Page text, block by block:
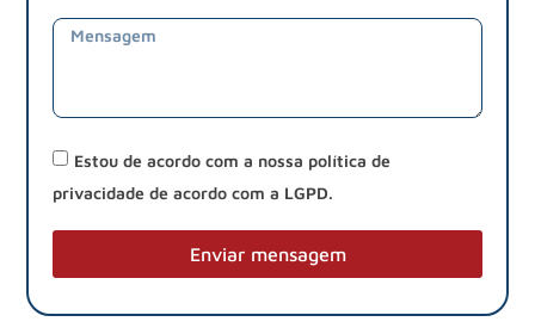
Estou de acordo com a nossa política de
privacidade de acordo com a LGPD.
Enviar mensagem